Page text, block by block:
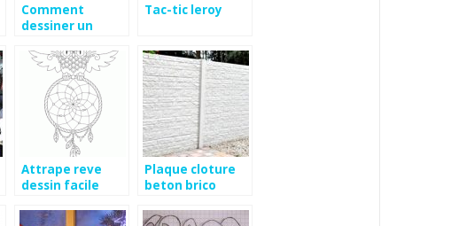
Comment
dessiner un
par étape
Tac-tic leroy
Attrape reve
dessin facile
Plaque cloture
beton brico